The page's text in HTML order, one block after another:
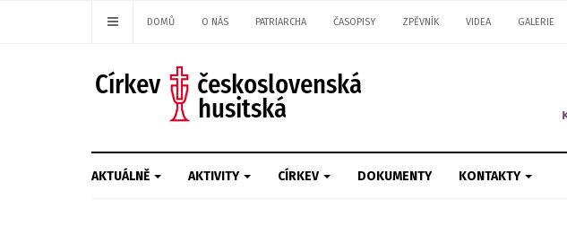
DOMŮ O NÁS PATRIARCHA ČASOPISY ZPĚVNÍK VIDEA GALERIE
AKTUÁLNĚ AKTIVITY CÍRKEV DOKUMENTY KONTAKTY